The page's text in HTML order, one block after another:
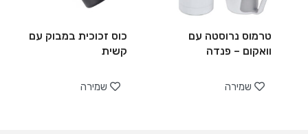
טרמוס נרוסטה עם
וואקום – פנדה
שמירה
כוס זכוכית במבוק עם
קשית
שמירה